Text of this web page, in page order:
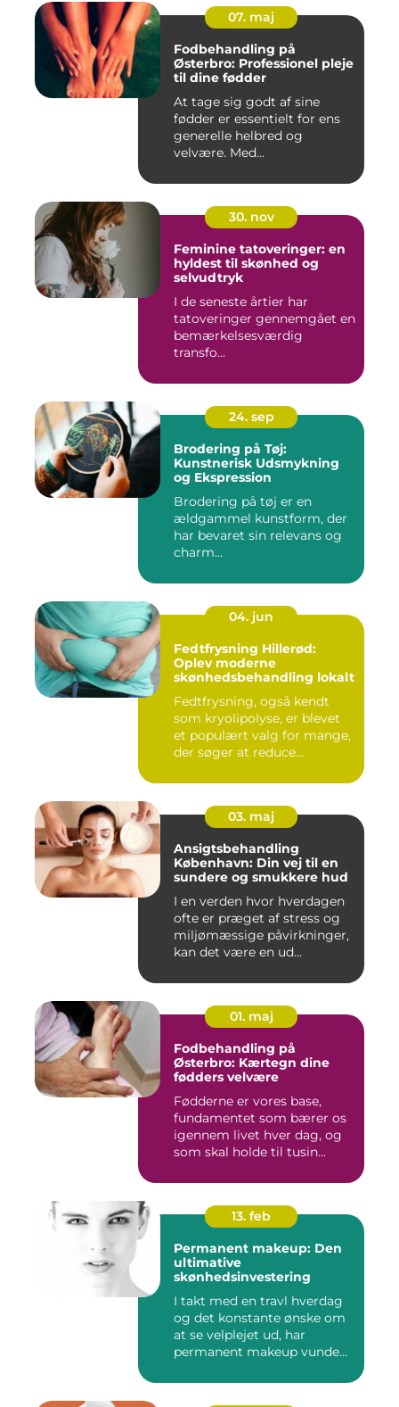
07. maj
Fodbehandling på
Østerbro: Professionel pleje
til dine fødder
At tage sig godt af sine
fødder er essentielt for ens
generelle helbred og
velvære. Med...
30. nov
Feminine tatoveringer: en
hyldest til skønhed og
selvudtryk
I de seneste årtier har
tatoveringer gennemgået en
bemærkelsesværdig
transfo...
24. sep
Brodering på Tøj:
Kunstnerisk Udsmykning
og Ekspression
Brodering på tøj er en
ældgammel kunstform, der
har bevaret sin relevans og
charm...
04. jun
Fedtfrysning Hillerød:
Oplev moderne
skønhedsbehandling lokalt
Fedtfrysning, også kendt
som kryolipolyse, er blevet
et populært valg for mange,
der søger at reduce...
03. maj
Ansigtsbehandling
København: Din vej til en
sundere og smukkere hud
I en verden hvor hverdagen
ofte er præget af stress og
miljømæssige påvirkninger,
kan det være en ud...
01. maj
Fodbehandling på
Østerbro: Kærtegn dine
fødders velvære
Fødderne er vores base,
fundamentet som bærer os
igennem livet hver dag, og
som skal holde til tusin...
13. feb
Permanent makeup: Den
ultimative
skønhedsinvestering
I takt med en travl hverdag
og det konstante ønske om
at se velplejet ud, har
permanent makeup vunde...